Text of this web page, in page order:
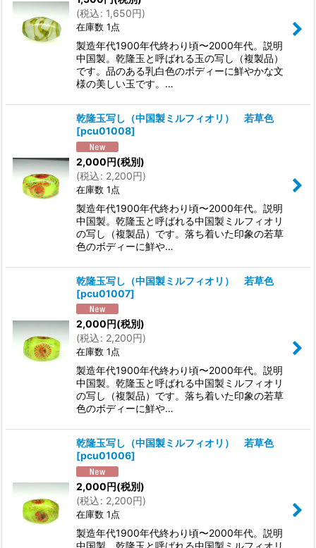
(税込: 1,650円)
在庫数 1点
製造年代1900年代終わり頃〜2000年代。説明
中国製。乾隆玉と呼ばれる玉の写し（複製品）
です。品のある乳白色のボディーに鮮やかな文
様の美しい玉です。…
乾隆玉写し（中国製ミルフィオリ） 若草色
[pcu01008]
2,000円(税別)
(税込: 2,200円)
在庫数 1点
製造年代1900年代終わり頃〜2000年代。説明
中国製。乾隆玉と呼ばれる中国製ミルフィオリ
の写し（複製品）です。落ち着いた印象の若草
色のボディーに鮮や…
乾隆玉写し（中国製ミルフィオリ） 若草色
[pcu01007]
2,000 円(税別)
(税込: 2,200円)
在庫数 1点
製造年代1900年代終わり頃〜2000年代。説明
中国製。乾隆玉と呼ばれる中国製ミルフィオリ
の写し（複製品）です。落ち着いた印象の若草
色のボディーに鮮や…
乾隆玉写し（中国製ミルフィオリ） 若草色
[pcu01006]
2,000円(税別)
(税込: 2,200円)
在庫数 1点
製造年代1900年代終わり頃〜2000年代。説明